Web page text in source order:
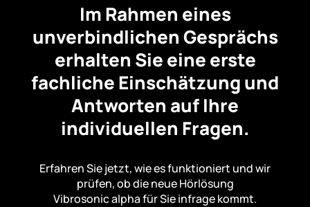
Im Rahmen eines
unverbindlichen Gesprächs
erhalten Sie eine erste
fachliche Einschätzung und
Antworten auf Ihre
individuellen Fragen.
Erfahren Sie jetzt, wie es funktioniert und wir
prüfen, ob die neue Hörlösung
Vibrosonic alpha für Sie infrage kommt.